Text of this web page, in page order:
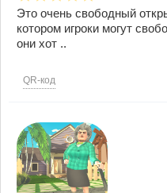
Это очень свободный
котором игроки могут
они хот ..
QR-код